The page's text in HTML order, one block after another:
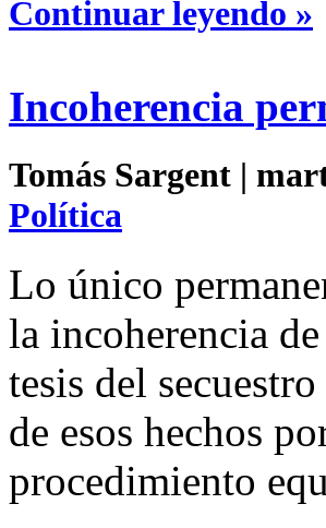
Continuar leyendo »
Incoherencia
Tomás Sargent |
Política
Lo único
la incoherencia
tesis del
de esos hechos
procedimiento